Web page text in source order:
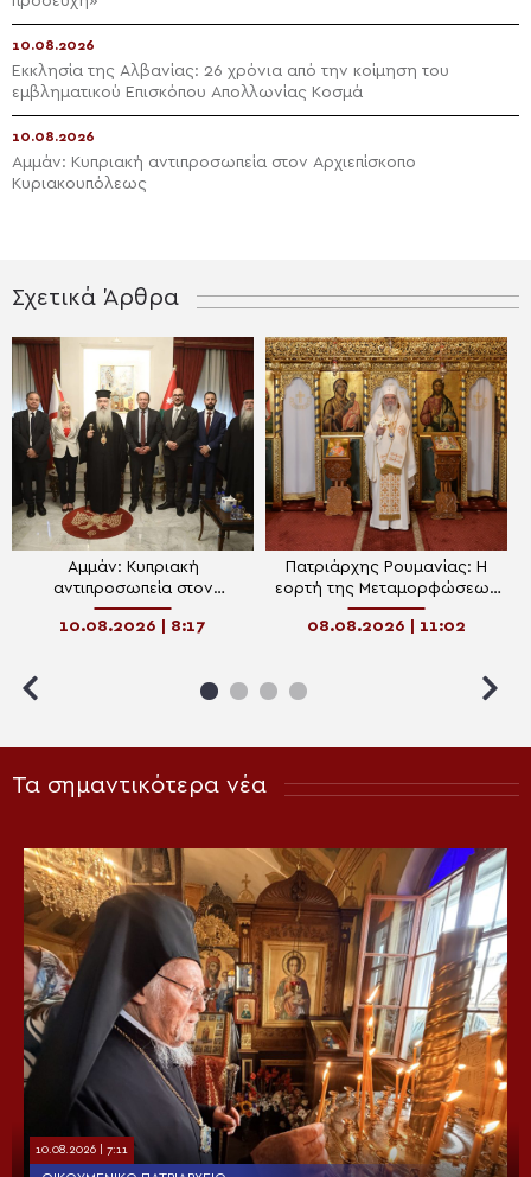
10.08.2026
Εκκλησία της Αλβανίας: 26 χρόνια από την κοίμηση του
εμβληματικού Επισκόπου Απολλωνίας Κοσμά
10.08.2026
Αμμάν: Κυπριακή αντιπροσωπεία στον Αρχιεπίσκοπο
Κυριακουπόλεως
Σχετικά Άρθρα
Αμμάν: Κυπριακή
αντιπροσωπεία στον
Αρχιεπίσκοπο
Κυριακουπόλεως
10.08.2026 | 8:17
Πατριάρχης Ρουμανίας: Η
εορτή της Μεταμορφώσεως
δείχνει ότι ο άνθρωπος είναι
φτιαγμένος για τον
08.08.2026 | 11:02
Τα σημαντικότερα νέα
10.08.2026 | 7:11